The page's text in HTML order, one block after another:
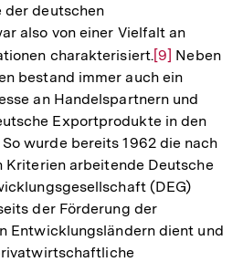
der deutschen
also von einer Vielfalt an
charakterisiert.Zur
Auflösung
der
Fußnote
[9] Neben
bestand immer auch ein
an Handelspartnern und
Exportprodukte in den
wurde bereits 1962 die nach
arbeitende Deutsche
(DEG)
der Förderung der
Entwicklungsländern dient und